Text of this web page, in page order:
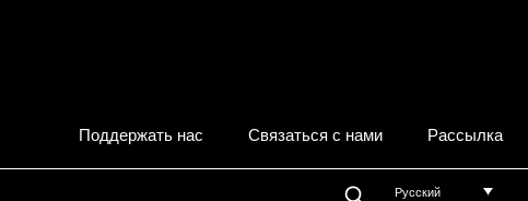
Поддержать нас Связаться с нами Рассылка
Русский